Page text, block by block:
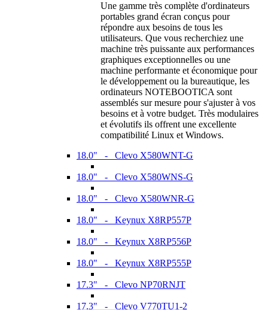
Une gamme très complète d'ordinateurs
portables grand écran conçus pour
répondre aux besoins de tous les
utilisateurs. Que vous recherchiez une
machine très puissante aux performances
graphiques exceptionnelles ou une
machine performante et économique pour
le développement ou la bureautique, les
ordinateurs NOTEBOOTICA sont
assemblés sur mesure pour s'ajuster à vos
besoins et à votre budget. Très modulaires
et évolutifs ils offrent une excellente
compatibilité Linux et Windows.
18.0" - Clevo X580WNT-G
18.0" - Clevo X580WNS-G
18.0" - Clevo X580WNR-G
18.0" - Keynux X8RP557P
18.0" - Keynux X8RP556P
18.0" - Keynux X8RP555P
17.3" - Clevo NP70RNJT
17.3" - Clevo V770TU1-2